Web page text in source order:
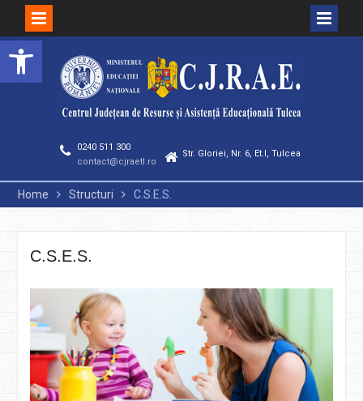
Skip
to
content
0240 511 300
contact@cjraetl.ro
Str. Gloriei, Nr. 6, Et.I, Tulcea
Home Structuri C.S.E.S.
C.S.E.S.
Deschide bara de unelte